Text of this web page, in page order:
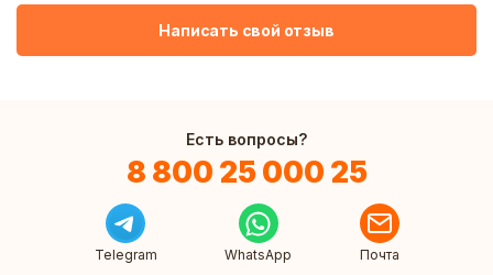
Написать свой отзыв
Есть вопросы?
8 800 25 000 25
Telegram WhatsApp Почта